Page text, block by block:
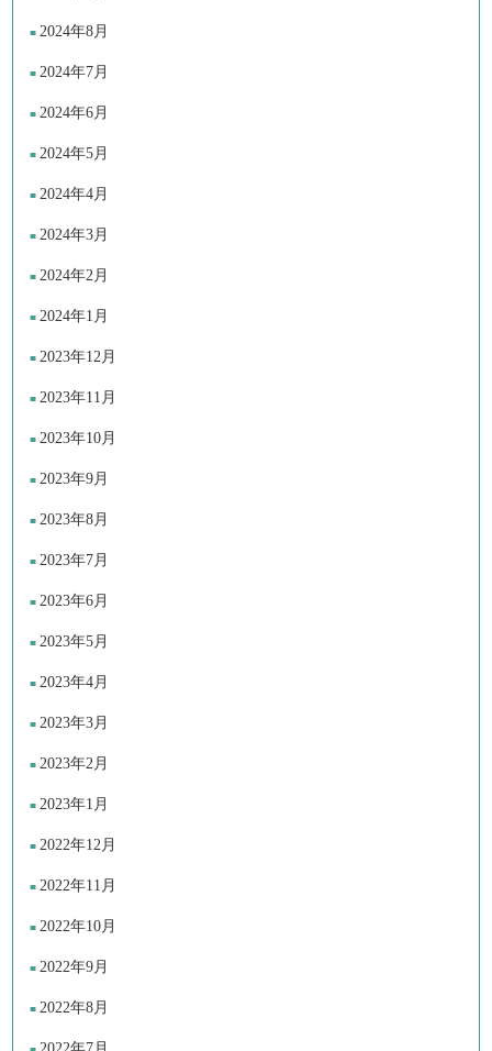
2024年8月
2024年7月
2024年6月
2024年5月
2024年4月
2024年3月
2024年2月
2024年1月
2023年12月
2023年11月
2023年10月
2023年9月
2023年8月
2023年7月
2023年6月
2023年5月
2023年4月
2023年3月
2023年2月
2023年1月
2022年12月
2022年11月
2022年10月
2022年9月
2022年8月